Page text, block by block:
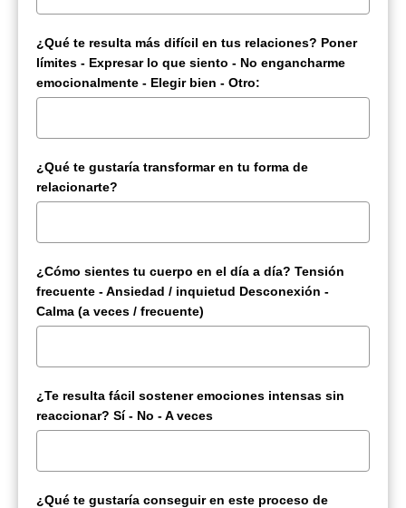
¿Qué te resulta más difícil en tus relaciones? Poner
límites - Expresar lo que siento - No engancharme
emocionalmente - Elegir bien - Otro:
¿Qué te gustaría transformar en tu forma de
relacionarte?
¿Cómo sientes tu cuerpo en el día a día? Tensión
frecuente - Ansiedad / inquietud Desconexión -
Calma (a veces / frecuente)
¿Te resulta fácil sostener emociones intensas sin
reaccionar? Sí - No - A veces
¿Qué te gustaría conseguir en este proceso de